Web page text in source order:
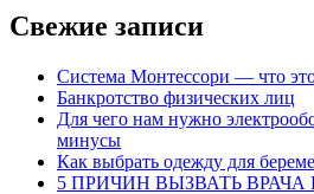
Свежие записи
Система Монтессори — что это
Банкротство физических лиц
Для чего нам нужно
минусы
Как выбрать одежду для
5 ПРИЧИН ВЫЗВАТЬ